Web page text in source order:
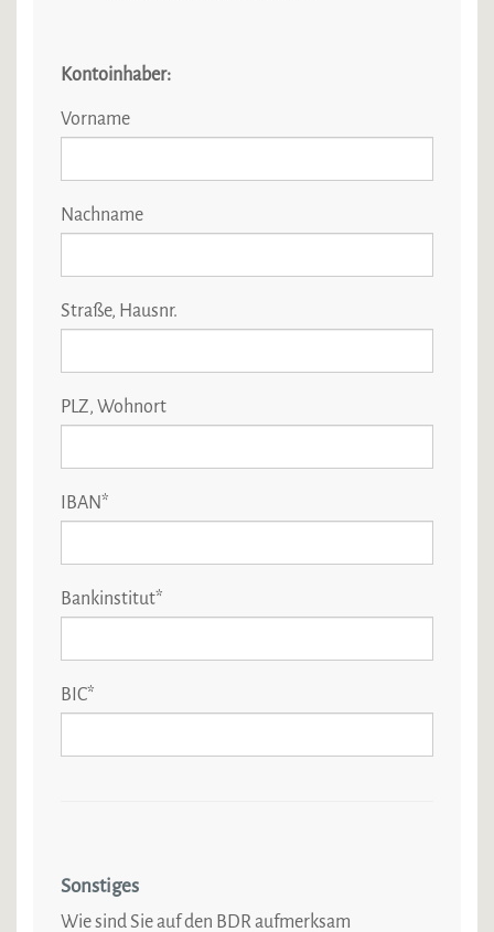
Kontoinhaber:
Vorname
Nachname
Straße, Hausnr.
PLZ, Wohnort
IBAN*
Bankinstitut*
BIC*
Sonstiges
Wie sind Sie auf den BDR aufmerksam